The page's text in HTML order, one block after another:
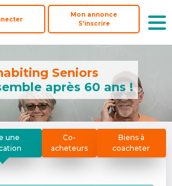
Mon annonce
S'inscrire
Mon annonce
S'inscrire
Seniors
après 60 ans !
une
Co-
acheteurs
Biens à
coacheter